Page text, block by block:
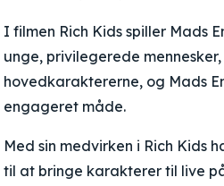
I filmen Rich Kids spiller Mads
unge, privilegerede
hovedkaraktererne, og Mads
engageret måde.
Med sin medvirken i Rich Kids
til at bringe karakterer til live